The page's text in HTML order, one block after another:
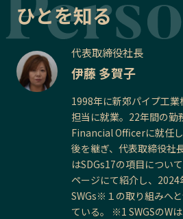
ひとを知る
代表取締役社長
伊藤 多賀子
1998年に新郊パイプ工
担当に就業。22年間の
Financial Officerに就任
後を継ぎ、代表取締役社
はSDGs17の項目につい
ページにて紹介し、
SWGs※１の取り組みへ
ている。 ※1 SWGSのW